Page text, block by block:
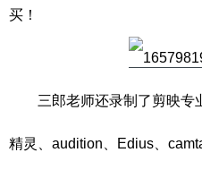
买！
三郎老师还录制了剪映专
精灵、audition、Edius、